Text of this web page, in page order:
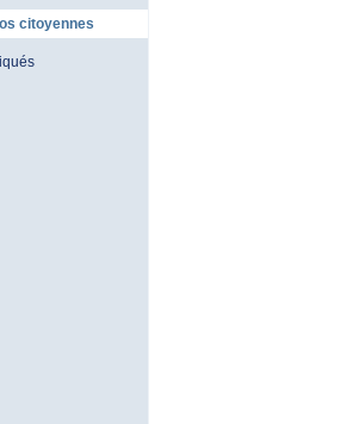
citoyennes